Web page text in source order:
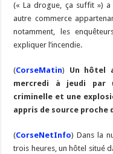
(« La drogue, ça suffit ») a
autre commerce
notamment, les
expliquer l’incendie.
(CorseMatin) Un hôtel
mercredi à jeudi par
criminelle et une
appris de source proche
(CorseNetInfo) Dans la
trois heures, un hôtel situé